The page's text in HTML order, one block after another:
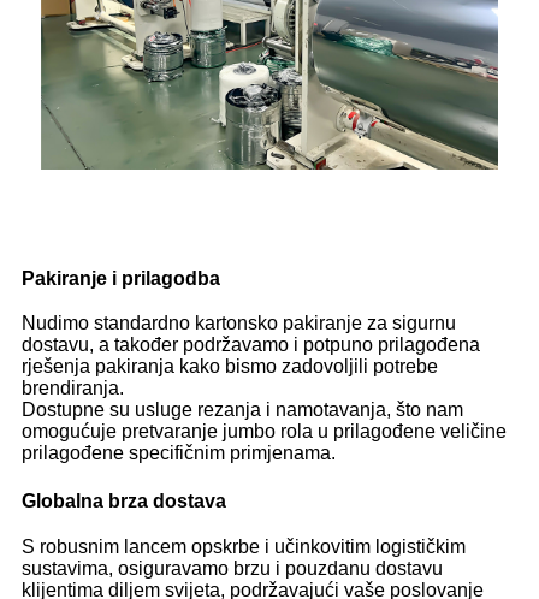
Pakiranje i prilagodba
Nudimo standardno kartonsko pakiranje za sigurnu
dostavu, a također podržavamo i potpuno prilagođena
rješenja pakiranja kako bismo zadovoljili potrebe
brendiranja.
Dostupne su usluge rezanja i namotavanja, što nam
omogućuje pretvaranje jumbo rola u prilagođene veličine
prilagođene specifičnim primjenama.
Globalna brza dostava
S robusnim lancem opskrbe i učinkovitim logističkim
sustavima, osiguravamo brzu i pouzdanu dostavu
klijentima diljem svijeta, podržavajući vaše poslovanje